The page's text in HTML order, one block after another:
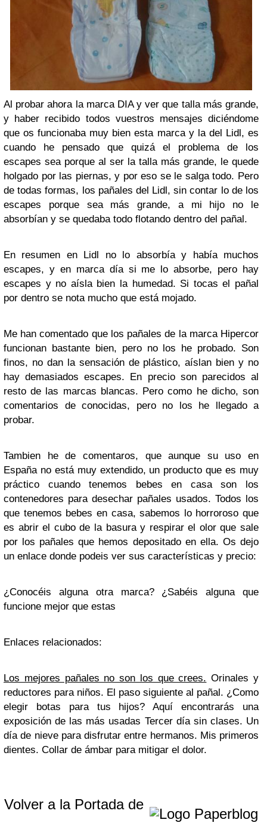
Al probar ahora la marca DIA y ver que talla más grande,
y haber recibido todos vuestros mensajes diciéndome
que os funcionaba muy bien esta marca y la del Lidl, es
cuando he pensado que quizá el problema de los
escapes sea porque al ser la talla más grande, le quede
holgado por las piernas, y por eso se le salga todo. Pero
de todas formas, los pañales del Lidl, sin contar lo de los
escapes porque sea más grande, a mi hijo no le
absorbían y se quedaba todo flotando dentro del pañal.
En resumen en Lidl no lo absorbía y había muchos
escapes, y en marca día si me lo absorbe, pero hay
escapes y no aísla bien la humedad. Si tocas el pañal
por dentro se nota mucho que está mojado.
Me han comentado que los pañales de la marca Hipercor
funcionan bastante bien, pero no los he probado. Son
finos, no dan la sensación de plástico, aíslan bien y no
hay demasiados escapes. En precio son parecidos al
resto de las marcas blancas. Pero como he dicho, son
comentarios de conocidas, pero no los he llegado a
probar.
Tambien he de comentaros, que aunque su uso en
España no está muy extendido, un producto que es muy
práctico cuando tenemos bebes en casa son los
contenedores para desechar pañales usados. Todos los
que tenemos bebes en casa, sabemos lo horroroso que
es abrir el cubo de la basura y respirar el olor que sale
por los pañales que hemos depositado en ella. Os dejo
un enlace donde podeis ver sus características y precio:
¿Conocéis alguna otra marca? ¿Sabéis alguna que
funcione mejor que estas
Enlaces relacionados:
Los mejores pañales no son los que crees. Orinales y
reductores para niños. El paso siguiente al pañal. ¿Como
elegir botas para tus hijos? Aquí encontrarás una
exposición de las más usadas Tercer día sin clases. Un
día de nieve para disfrutar entre hermanos. Mis primeros
dientes. Collar de ámbar para mitigar el dolor.
Volver a la Portada de